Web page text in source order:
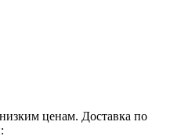
ценам. Доставка по